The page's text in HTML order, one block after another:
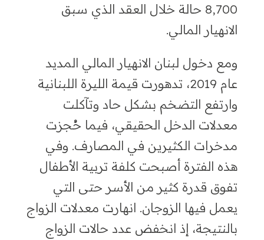
8,700 حالة خلال العقد الذي سبق
الانهيار المالي.
ومع دخول لبنان الانهيار المالي المديد
عام 2019، تدهورت قيمة الليرة اللبنانية
وارتفع التضخم بشكل حاد وتآكلت
معدلات الدخل الحقيقي، فيما حُجزت
مدخرات الكثيرين في المصارف. وفي
هذه الفترة أصبحت كلفة تربية الأطفال
تفوق قدرة كثير من الأسر حتى التي
يعمل فيها الزوجان. انهارت معدلات الزواج
بالنتيجة، إذ انخفض عدد حالات الزواج